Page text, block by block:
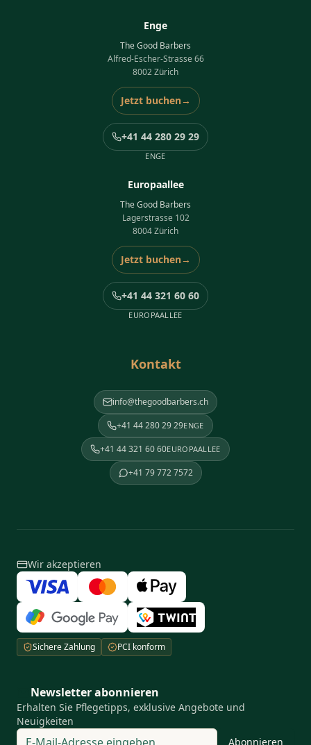
Enge
The Good Barbers
Alfred-Escher-Strasse 66
8002 Zürich
Jetzt buchen→
+41 44 280 29 29
ENGE
Europaallee
The Good Barbers
Lagerstrasse 102
8004 Zürich
Jetzt buchen→
+41 44 321 60 60
EUROPAALLEE
Kontakt
info@thegoodbarbers.ch
+41 44 280 29 29ENGE
+41 44 321 60 60EUROPAALLEE
+41 79 772 7572
Wir akzeptieren
Sichere Zahlung PCI konform
Newsletter abonnieren
Erhalten Sie Pflegetipps, exklusive Angebote und
Neuigkeiten
Abonnieren